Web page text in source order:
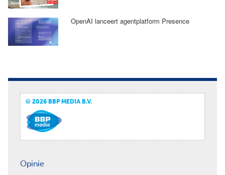
OpenAI lanceert agentplatform Presence
© 2026 BBP MEDIA B.V.
Opinie